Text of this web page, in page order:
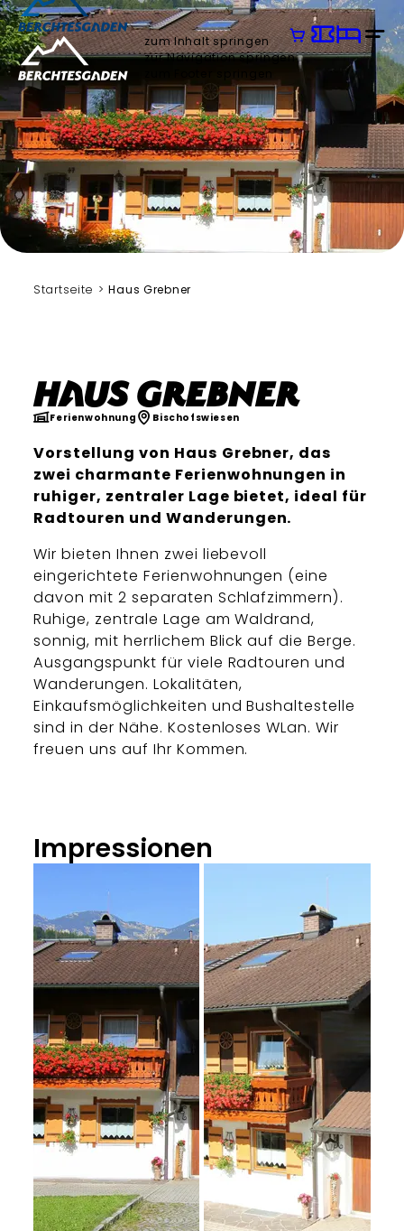
zum Inhalt springen
zur Navigation springen
Startseite Haus Grebner
Haus Grebner
Ferienwohnung Bischofswiesen
Vorstellung von Haus Grebner, das
zwei charmante Ferienwohnungen in
ruhiger, zentraler Lage bietet, ideal für
Radtouren und Wanderungen.
Wir bieten Ihnen zwei liebevoll
eingerichtete Ferienwohnungen (eine
davon mit 2 separaten Schlafzimmern).
Ruhige, zentrale Lage am Waldrand,
sonnig, mit herrlichem Blick auf die Berge.
Ausgangspunkt für viele Radtouren und
Wanderungen. Lokalitäten,
Einkaufsmöglichkeiten und Bushaltestelle
sind in der Nähe. Kostenloses WLan. Wir
freuen uns auf Ihr Kommen.
Impressionen